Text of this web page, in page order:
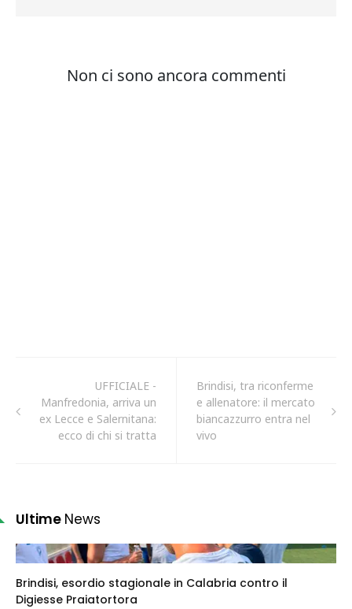
UFFICIALE -
Manfredonia, arriva un
ex Lecce e Salernitana:
ecco di chi si tratta
Brindisi, tra riconferme
e allenatore: il mercato
biancazzurro entra nel
vivo
Ultime News
Brindisi, esordio stagionale in Calabria contro il
Digiesse Praiatortora